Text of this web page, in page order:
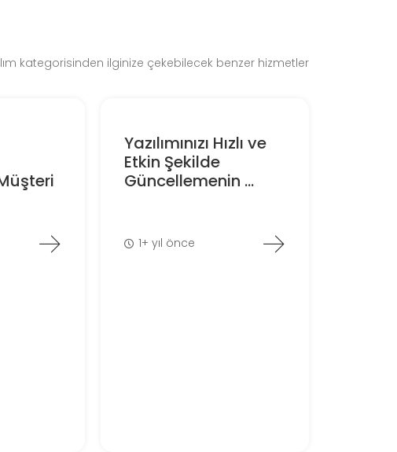
kategorisinden ilginize çekebilecek benzer hizmetler
Yazılımınızı Hızlı ve
Etkin Şekilde
Güncellemenin ...
1+ yıl önce